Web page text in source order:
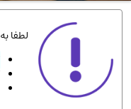
سیاسی(116)
کتاب های مصور رنگی و
دایره المعارف و فرهنگ
سینما و فیلم
زندگینامه شهدا
لطفا